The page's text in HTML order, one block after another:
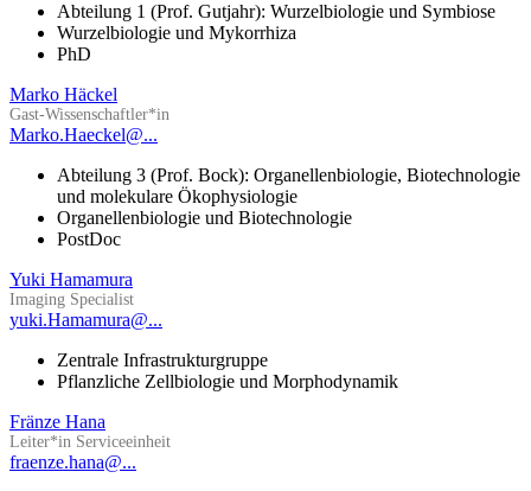
Abteilung 1 (Prof. Gutjahr): Wurzelbiologie und Symbiose
Wurzelbiologie und Mykorrhiza
PhD
Marko Häckel
Gast-Wissenschaftler*in
Marko.Haeckel@...
Abteilung 3 (Prof. Bock): Organellenbiologie, Biotechnologie
und molekulare Ökophysiologie
Organellenbiologie und Biotechnologie
PostDoc
Yuki Hamamura
Imaging Specialist
yuki.Hamamura@...
Zentrale Infrastrukturgruppe
Pflanzliche Zellbiologie und Morphodynamik
Fränze Hana
Leiter*in Serviceeinheit
fraenze.hana@...